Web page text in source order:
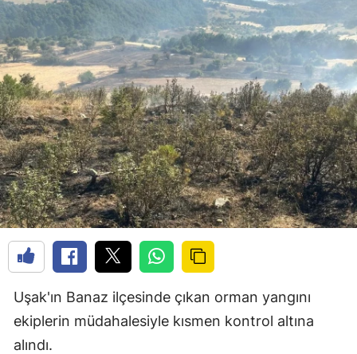
Uşak'ın Banaz ilçesinde çıkan orman yangını
ekiplerin müdahalesiyle kısmen kontrol altına
alındı.